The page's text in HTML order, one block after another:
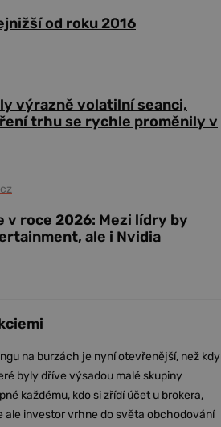
od roku 2016
výrazně volatilní seanci,
trhu se rychle proměnily v
roce 2026: Mezi lídry by
ale i Nvidia
na burzách je nyní otevřenější, než kdy
byly dříve výsadou malé skupiny
každému, kdo si zřídí účet u brokera,
ale investor vrhne do světa obchodování